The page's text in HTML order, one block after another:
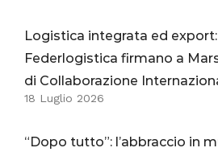
Logistica integrata ed export:
Federlogistica firmano a
di Collaborazione
18 Luglio 2026
“Dopo tutto”: l’abbraccio in